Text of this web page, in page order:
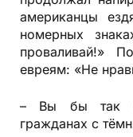
американцы
номерных
проваливай!»
евреям: «Не
– Вы бы так
гражданах с